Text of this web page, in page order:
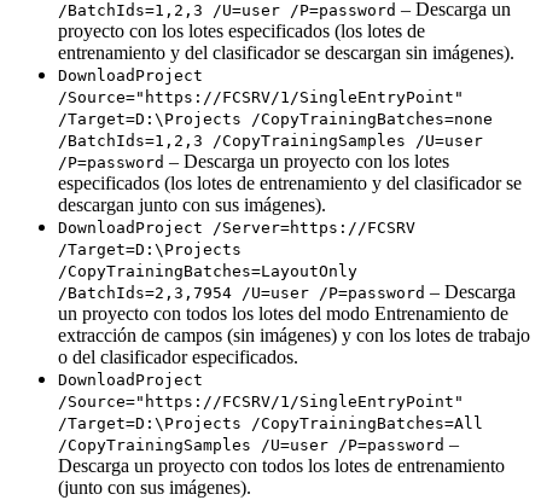
/BatchIds=1,2,3 /U=user /P=password – Descarga un
proyecto con los lotes especificados (los lotes de
entrenamiento y del clasificador se descargan sin imágenes).
DownloadProject
/Source="https://FCSRV/1/SingleEntryPoint"
/Target=D:\Projects /CopyTrainingBatches=none
/BatchIds=1,2,3 /CopyTrainingSamples /U=user
/P=password – Descarga un proyecto con los lotes
especificados (los lotes de entrenamiento y del clasificador se
descargan junto con sus imágenes).
DownloadProject /Server=https://FCSRV
/Target=D:\Projects
/CopyTrainingBatches=LayoutOnly
/BatchIds=2,3,7954 /U=user /P=password – Descarga
un proyecto con todos los lotes del modo Entrenamiento de
extracción de campos (sin imágenes) y con los lotes de trabajo
o del clasificador especificados.
DownloadProject
/Source="https://FCSRV/1/SingleEntryPoint"
/Target=D:\Projects /CopyTrainingBatches=All
/CopyTrainingSamples /U=user /P=password –
Descarga un proyecto con todos los lotes de entrenamiento
(junto con sus imágenes).